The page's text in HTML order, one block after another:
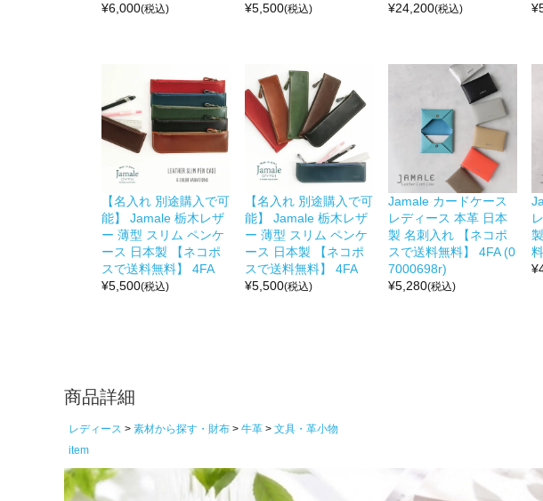
¥6,000(税込)
¥5,500(税込)
¥24,200(税込)
¥
【名入れ 別途購入で可
能】 Jamale 栃木レザ
ー 薄型 スリム ペンケ
ース 日本製 【ネコポ
スで送料無料】 4FA
¥5,500(税込)
【名入れ 別途購入で可
能】 Jamale 栃木レザ
ー 薄型 スリム ペンケ
ース 日本製 【ネコポ
スで送料無料】 4FA
¥5,500(税込)
Jamale カードケース
レディース 本革 日本
製 名刺入れ 【ネコポ
スで送料無料】 4FA (0
7000698r)
¥5,280(税込)
¥
商品詳細
レディース 素材から探す・財布 牛革
文具・革小物
item